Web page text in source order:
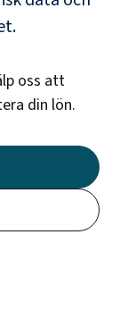
oss att
din lön.